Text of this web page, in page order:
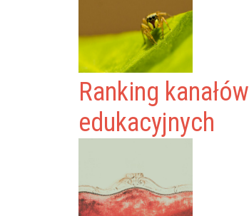
Ranking kanałów
edukacyjnych